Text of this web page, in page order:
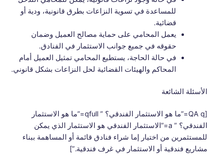
للمساعدة في تسوية النزاعات بطرق قانونية، ودية أو
قضائية.
يعمل المحامي على حماية مصالح العميل وضمان
حقوقه في جميع جوانب الاستثمار في الفنادق.
في حالة الحاجة، يستطيع المحامي تمثيل العميل أمام
المحاكم والهيئات القضائية لحل النزاعات بشكل قانوني.
الأسئلة الشائعة
[QA q=”ما هو الاستثمار الفندقي؟ ” qfull=”ما هو الاستثمار
الفندقي؟ ” a=”الاستثمار الفندقي هو الاستثمار الذي يمكن
للمستثمرين من اختيار إما شراء فنادق قائمة أو المساهمة ببناء
مشاريع فندقية أو الاستثمار في غرف فندقية.”]